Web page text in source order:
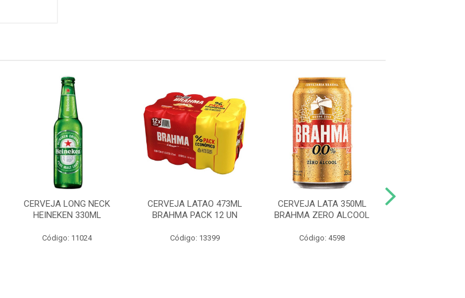
CERVEJA LONG NECK
HEINEKEN 330ML
Código: 11024
CERVEJA LATAO 473ML
BRAHMA PACK 12 UN
Código: 13399
CERVEJA LATA 350ML
BRAHMA ZERO ALCOOL
Código: 4598